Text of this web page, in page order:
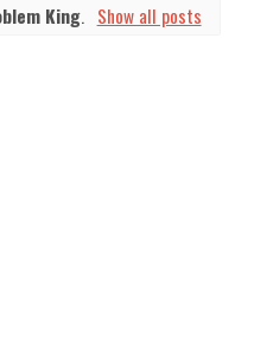
King. Show all posts